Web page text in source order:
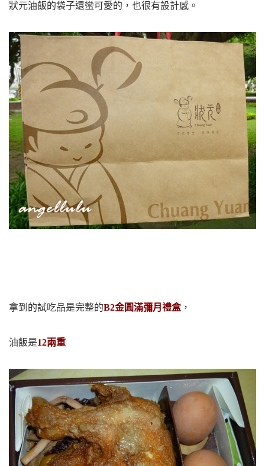
狀元油飯的袋子還蠻可愛的，也很有設計感。
拿到的試吃品是完整的B2金圓滿彌月禮盒，
油飯是12兩重